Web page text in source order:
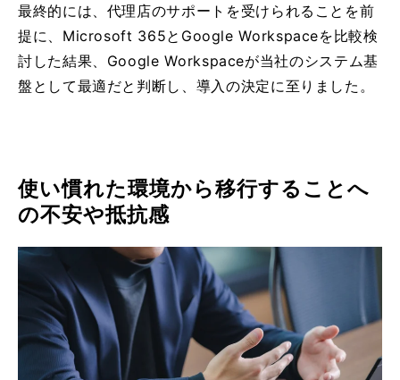
最終的には、代理店のサポートを受けられることを前
提に、Microsoft 365とGoogle Workspaceを比較検
討した結果、Google Workspaceが当社のシステム基
盤として最適だと判断し、導入の決定に至りました。
使い慣れた環境から移行することへ
の不安や抵抗感